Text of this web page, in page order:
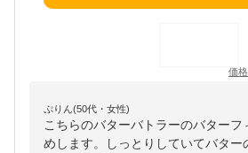
価
ぷりん(50代・女性)
こちらのバターバトラーのバターフ
めします。しっとりしていてバター